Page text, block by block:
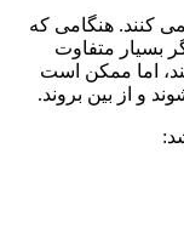
کنند. هنگامی که
بسیار متفاوت
اما ممکن است
و از بین بروند.